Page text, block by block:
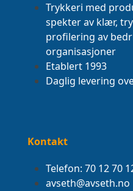
Trykkeri med
spekter av klær,
profilering av
organisasjoner
Etablert 1993
Daglig levering
Kontakt
Telefon: 70 12 70
avseth@avseth.no